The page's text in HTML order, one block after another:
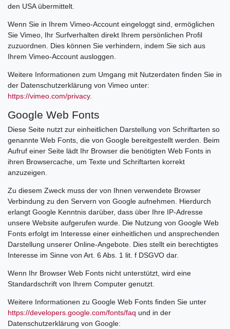
den USA übermittelt.
Wenn Sie in Ihrem Vimeo-Account eingeloggt sind, ermöglichen
Sie Vimeo, Ihr Surfverhalten direkt Ihrem persönlichen Profil
zuzuordnen. Dies können Sie verhindern, indem Sie sich aus
Ihrem Vimeo-Account ausloggen.
Weitere Informationen zum Umgang mit Nutzerdaten finden Sie in
der Datenschutzerklärung von Vimeo unter:
https://vimeo.com/privacy.
Google Web Fonts
Diese Seite nutzt zur einheitlichen Darstellung von Schriftarten so
genannte Web Fonts, die von Google bereitgestellt werden. Beim
Aufruf einer Seite lädt Ihr Browser die benötigten Web Fonts in
ihren Browsercache, um Texte und Schriftarten korrekt
anzuzeigen.
Zu diesem Zweck muss der von Ihnen verwendete Browser
Verbindung zu den Servern von Google aufnehmen. Hierdurch
erlangt Google Kenntnis darüber, dass über Ihre IP-Adresse
unsere Website aufgerufen wurde. Die Nutzung von Google Web
Fonts erfolgt im Interesse einer einheitlichen und ansprechenden
Darstellung unserer Online-Angebote. Dies stellt ein berechtigtes
Interesse im Sinne von Art. 6 Abs. 1 lit. f DSGVO dar.
Wenn Ihr Browser Web Fonts nicht unterstützt, wird eine
Standardschrift von Ihrem Computer genutzt.
Weitere Informationen zu Google Web Fonts finden Sie unter
https://developers.google.com/fonts/faq und in der
Datenschutzerklärung von Google: